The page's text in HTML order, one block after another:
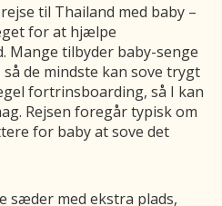
til Thailand med baby –
for at hjælpe
Mange tilbyder baby-senge
de mindste kan sove trygt
fortrinsboarding, så I kan
Rejsen foregår typisk om
for baby at sove det
sæder med ekstra plads,